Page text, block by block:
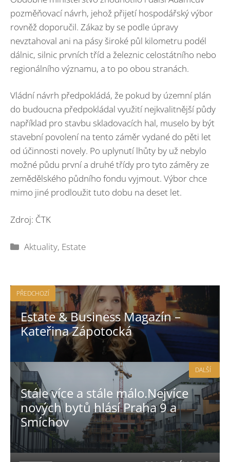
pozměňovací návrh, jehož přijetí hospodářský výbor
rovněž doporučil. Zákaz by se podle úpravy
nevztahoval ani na pásy široké půl kilometru podél
dálnic, silnic prvních tříd a železnic celostátního nebo
regionálního významu, a to po obou stranách.
Vládní návrh předpokládá, že pokud by územní plán
do budoucna předpokládal využití nejkvalitnější půdy
například pro stavbu skladovacích hal, muselo by být
stavební povolení na tento záměr vydané do pěti let
od účinnosti novely. Po uplynutí lhůty by už nebylo
možné půdu první a druhé třídy pro tyto záměry ze
zemědělského půdního fondu vyjmout. Výbor chce
mimo jiné prodloužit tuto dobu na deset let.
Zdroj: ČTK
Rubriky
Aktuality, Estate
PŘEDCHOZÍ
Estate & Business Magazín –
Kateřina Zápotocká
Stále více a stále málo.Nejvíce
nových bytů hlásí Praha 9 a
Smíchov
DALŠÍ